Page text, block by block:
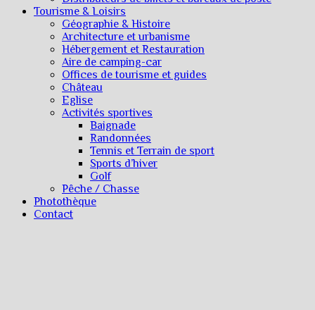
Tourisme & Loisirs
Géographie & Histoire
Architecture et urbanisme
Hébergement et Restauration
Aire de camping-car
Offices de tourisme et guides
Château
Eglise
Activités sportives
Baignade
Randonnées
Tennis et Terrain de sport
Sports d’hiver
Golf
Pêche / Chasse
Photothèque
Contact